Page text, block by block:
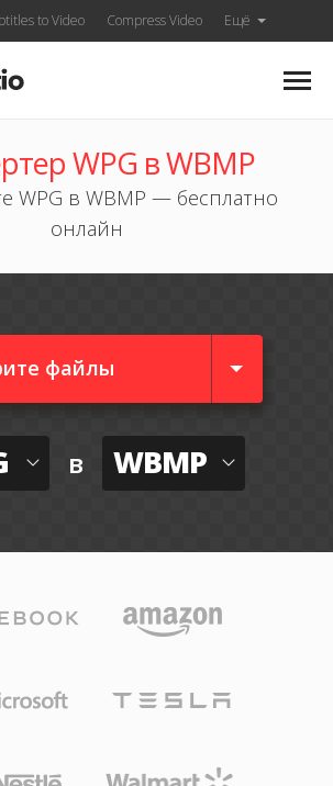
to Video Compress Video Ещё
WPG в WBMP
WPG в WBMP — бесплатно
онлайн
файлы
в WBMP